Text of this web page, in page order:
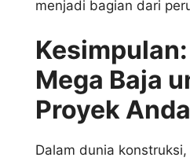
menjadi bagian dari
Mega Baja
Proyek Anda
Dalam dunia